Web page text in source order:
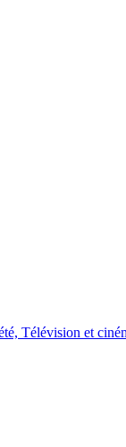
Télévision et